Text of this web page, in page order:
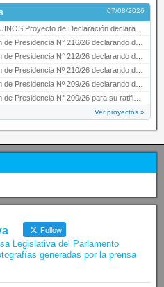
07/08/2026
Declaración declarando de interés provincial PRESIDENCI…
N° 216/26 declarando de interés provincial la labor …
N° 212/26 declarando de interés provincial el “50° A…
Nº 210/26 declarando de interés provincial el proyec…
Nº 209/26 declarando de interés provincial la presen…
Presidencia N° 200/26 para su ratificación.
Ver proyectos »
Follow
Legislativa del Parlamento
generadas por la prensa